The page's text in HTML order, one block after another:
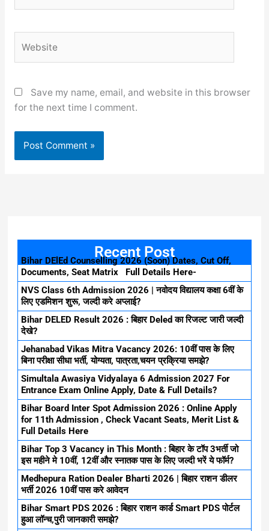
Save my name, email, and website in this browser
for the next time I comment.
Recent Post
Bihar DElEd Counselling 2026 (Soon) Dates, Cut Off,
Documents, Seat Matrix Full Details Here-
NVS Class 6th Admission 2026 | नवोदय विद्यालय कक्षा 6वीं के
लिए एडमिशन शुरू, जल्दी करे अप्लाई?
Bihar DELED Result 2026 : बिहार Deled का रिजल्ट जारी जल्दी
देखे?
Jehanabad Vikas Mitra Vacancy 2026: 10वीं पास के लिए
बिना परीक्षा सीधा भर्ती, योग्यता, पात्रता,चयन प्रक्रिया समझे?
Simultala Awasiya Vidyalaya 6 Admission 2027 For
Entrance Exam Online Apply, Date & Full Details?
Bihar Board Inter Spot Admission 2026 : Online Apply
for 11th Admission , Check Vacant Seats, Merit List &
Full Details Here
Bihar Top 3 Vacancy in This Month : बिहार के टॉप 3भर्ती जो
इस महीने मे 10वीं, 12वीं और स्नातक पास के लिए जल्दी भरें ये फॉर्म?
Medhepura Ration Dealer Bharti 2026 | बिहार राशन डीलर
भर्ती 2026 10वीं पास करे आवेदन
Bihar Smart PDS 2026 : बिहार राशन कार्ड Smart PDS पोर्टल
हुआ लॉन्च,पुरी जानकारी समझे?